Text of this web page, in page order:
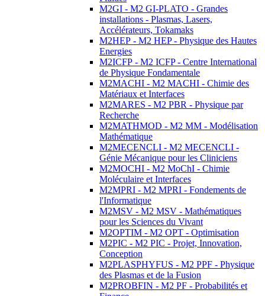
M2GI - M2 GI-PLATO - Grandes
installations - Plasmas, Lasers,
Accélérateurs, Tokamaks
M2HEP - M2 HEP - Physique des Hautes
Energies
M2ICFP - M2 ICFP - Centre International
de Physique Fondamentale
M2MACHI - M2 MACHI - Chimie des
Matériaux et Interfaces
M2MARES - M2 PBR - Physique par
Recherche
M2MATHMOD - M2 MM - Modélisation
Mathématique
M2MECENCLI - M2 MECENCLI -
Génie Mécanique pour les Cliniciens
M2MOCHI - M2 MoChI - Chimie
Moléculaire et Interfaces
M2MPRI - M2 MPRI - Fondements de
l'Informatique
M2MSV - M2 MSV - Mathématiques
pour les Sciences du Vivant
M2OPTIM - M2 OPT - Optimisation
M2PIC - M2 PIC - Projet, Innovation,
Conception
M2PLASPHYFUS - M2 PPF - Physique
des Plasmas et de la Fusion
M2PROBFIN - M2 PF - Probabilités et